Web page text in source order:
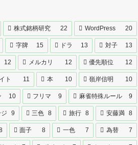
株式銘柄研究 22 WordPress 20
字牌 15 ドラ 13 対子 13
12 メルカリ 12 優先順位 12
ト 11 本 10 嶺岸信明 10
10 フリマ 9 麻雀特殊ルール 9
9 三色 8 旅行 8 安藤満 8
面子 8 一色 7 為替 7